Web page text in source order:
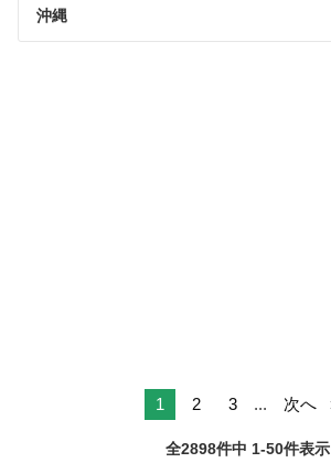
沖縄
1 2 3 ... 次へ
全2898件中 1-50件表示